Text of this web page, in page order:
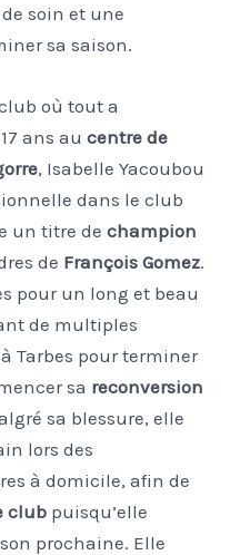
soin et une
sa saison.
où tout a
ans aucentre de
, Isabelle Yacoubou
dans le club
un titre dechampion
de François Gomez.
pour un long et beau
de multiples
Tarbes pour terminer
sa reconversion
sa blessure, elle
lors des
à domicile, afin de
club puisqu’elle
prochaine. Elle